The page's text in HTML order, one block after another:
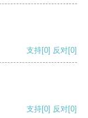
支持[0] 反对[0]
支持[0] 反对[0]